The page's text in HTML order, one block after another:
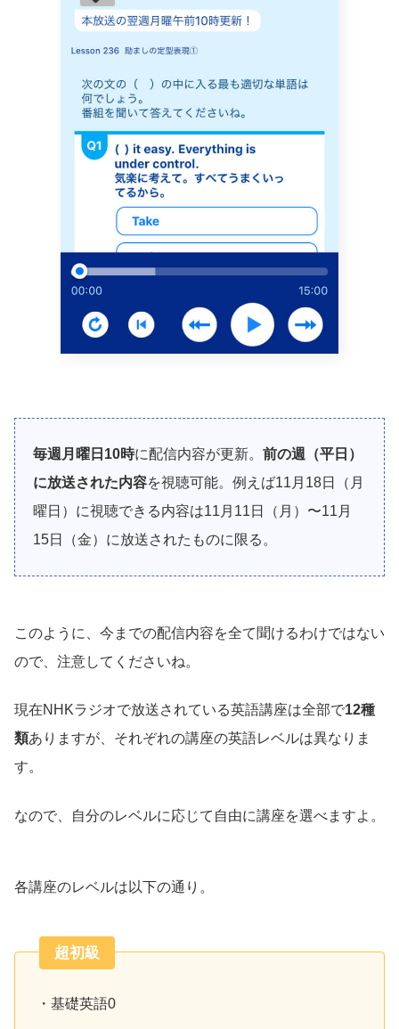
毎週月曜日10時に配信内容が更新。 前の週（平日）
に放送された内容を視聴可能。例えば11月18日（月
曜日）に視聴できる内容は11月11日（月）〜11月
15日（金）に放送されたものに限る。
このように、今までの配信内容を全て聞けるわけではない
ので、注意してくださいね。
現在NHKラジオで放送されている英語講座は全部で12種
類ありますが、それぞれの講座の英語レベルは異なりま
す。
なので、自分のレベルに応じて自由に講座を選べますよ。
各講座のレベルは以下の通り。
超初級
・基礎英語0